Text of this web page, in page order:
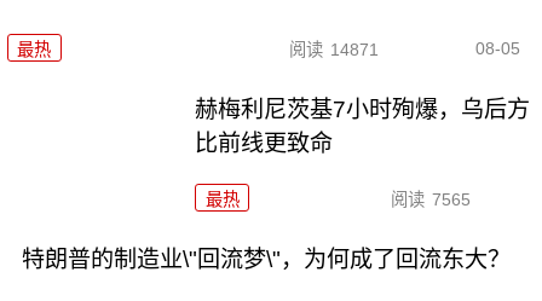
最热 阅读 14871 08-05
赫梅利尼茨基7小时殉爆，乌后方
比前线更致命
最热 阅读 7565
特朗普的制造业\"回流梦\"，为何成了回流东大？